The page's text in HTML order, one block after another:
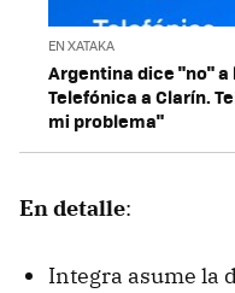
EN XATAKA
Argentina dice "no" a
Telefónica a Clarín.
mi problema"
En detalle:
Integra asume la